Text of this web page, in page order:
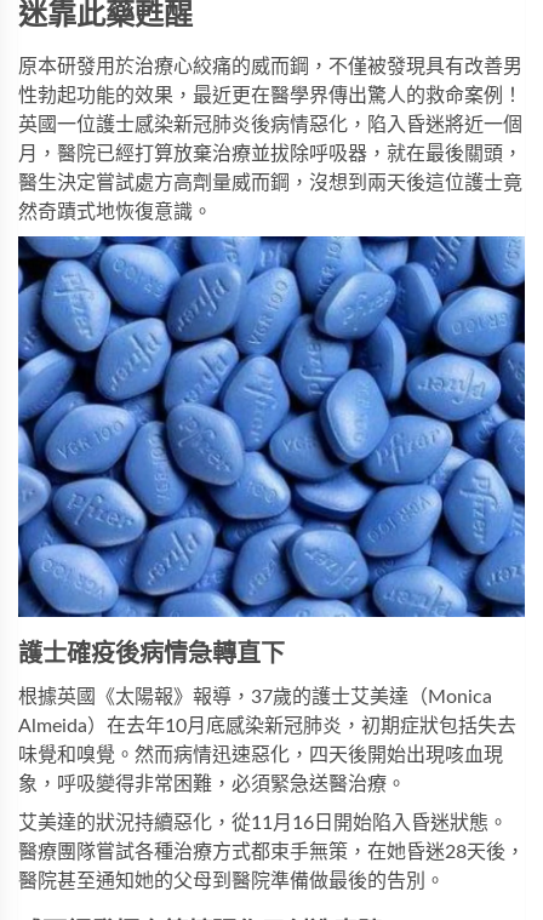
迷靠此藥甦醒
原本研發用於治療心絞痛的威而鋼 ，不僅被發現具有改善男
性勃起功能的效果，最近更在醫學界傳出驚人的救命案例！
英國一位護士感染新冠肺炎後病情惡化，陷入昏迷將近一個
月，醫院已經打算放棄治療並拔除呼吸器，就在最後關頭，
醫生決定嘗試處方高劑量威而鋼，沒想到兩天後這位護士竟
然奇蹟式地恢復意識。
護士確疫後病情急轉直下
根據英國《太陽報》報導，37歲的護士艾美達（Monica
Almeida）在去年10月底感染新冠肺炎，初期症狀包括失去
味覺和嗅覺。然而病情迅速惡化，四天後開始出現咳血現
象，呼吸變得非常困難，必須緊急送醫治療。
艾美達的狀況持續惡化，從11月16日開始陷入昏迷狀態。
醫療團隊嘗試各種治療方式都束手無策，在她昏迷28天後，
醫院甚至通知她的父母到醫院準備做最後的告別。